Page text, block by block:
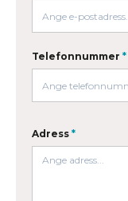
Telefonnummer *
Adress *